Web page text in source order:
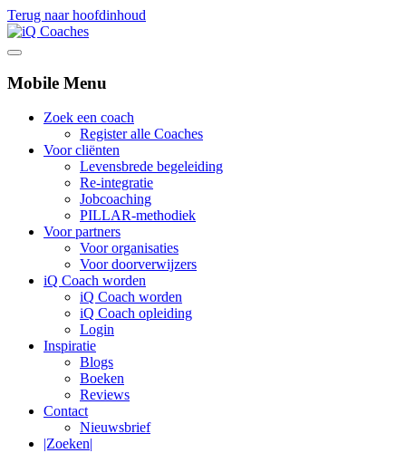
Terug naar hoofdinhoud
Mobile Menu
Zoek een coach
Register alle Coaches
Voor cliënten
Levensbrede begeleiding
Re-integratie
Jobcoaching
PILLAR-methodiek
Voor partners
Voor organisaties
Voor doorverwijzers
iQ Coach worden
iQ Coach worden
iQ Coach opleiding
Login
Inspiratie
Blogs
Boeken
Reviews
Contact
Nieuwsbrief
|Zoeken|